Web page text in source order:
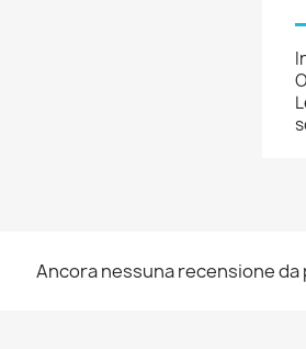
Ancora nessuna recensione